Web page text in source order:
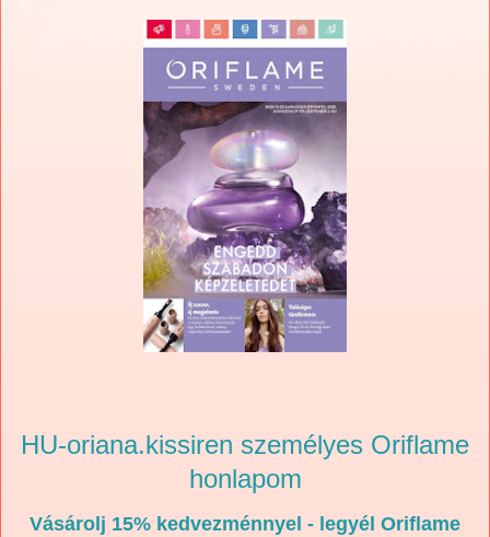
HU-oriana.kissiren személyes Oriflame
honlapom
Vásárolj 15% kedvezménnyel - legyél Oriflame